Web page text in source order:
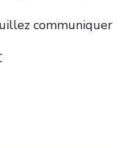
communiquer